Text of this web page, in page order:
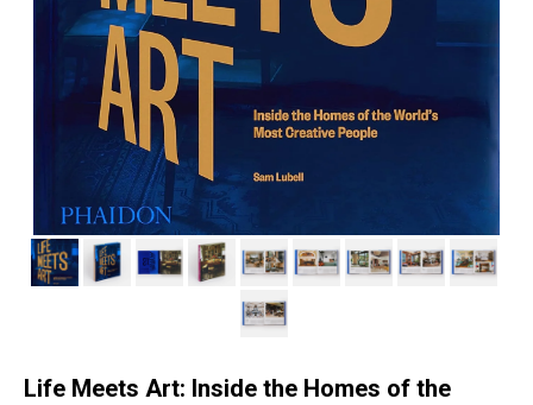
Life Meets Art: Inside the Homes of the